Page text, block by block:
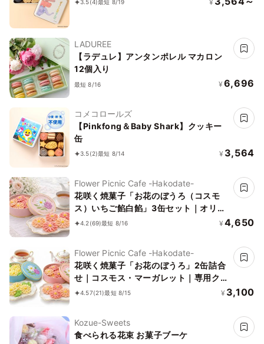
3.5(4)最短 8/19 ¥
LADUREE
【ラデュレ】アンタンポレル マカロン
12個入り
最短 8/16 ¥ 6,696
コメコロールズ
【Pinkfong＆Baby Shark】クッキー
缶
3.5(2)最短 8/14 ¥ 3,564
Flower Picnic Cafe -Hakodate-
花咲く焼菓子「お花のぼうろ（コスモ
ス）いちご餡白餡」3缶セット｜オリジ
ナル紙袋を3枚
4.2(69)最短 8/16 ¥ 4,650
Flower Picnic Cafe -Hakodate-
花咲く焼菓子「お花のぼうろ」2缶詰合
せ｜コスモス・マーガレット｜専用クリ
アケース付き｜
4.57(21)最短 8/15 ¥ 3,100
Kozue-Sweets
食べられる花束 お菓子ブーケ